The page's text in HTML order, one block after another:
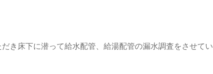
き床下に潜って給水配管、給湯配管の漏水調査をさせてい